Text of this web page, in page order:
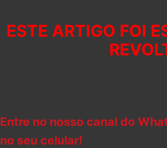
ESTE ARTIGO FOI
Entre no nosso canal do
no seu celular!